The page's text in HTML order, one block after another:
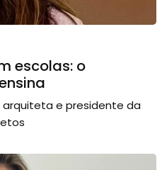
escolas: o
arquiteta e presidente da